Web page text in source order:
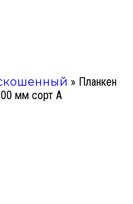
» Планкен
мм сорт А